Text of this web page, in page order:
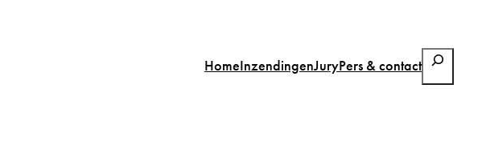
HomeInzendingenJuryPers & contact Zoeken